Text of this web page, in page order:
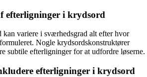
efterligninger i krydsord
variere i sværhedsgrad alt efter hvor
Nogle krydsordskonstruktører
subtile efterligninger for at udfordre løserne.
efterligninger i krydsord